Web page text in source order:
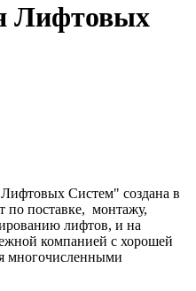
Лифтовых
Систем" создана в
по поставке, монтажу,
лифтов, и на
компанией с хорошей
многочисленными